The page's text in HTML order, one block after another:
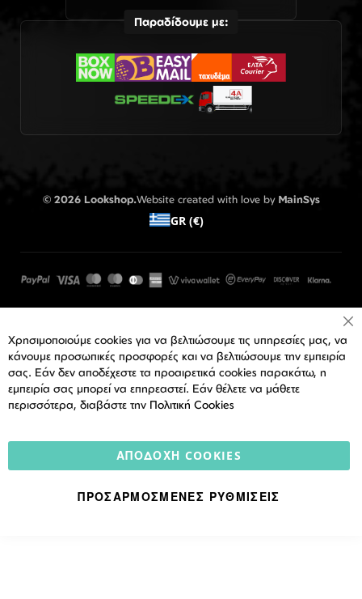
Παραδίδουμε με:
© 2026 Lookshop.Website created with love by MainSys
GR (€)
Χρησιμοποιούμε cookies για να βελτιώσουμε τις υπηρεσίες μας, να
κάνουμε προσωπικές προσφορές και να βελτιώσουμε την εμπειρία
σας. Εάν δεν αποδέχεστε τα προαιρετικά cookies παρακάτω, η
εμπειρία σας μπορεί να επηρεαστεί. Εάν θέλετε να μάθετε
περισσότερα, διαβάστε την Πολιτική Cookies
ΑΠΟΔΟΧΉ COOKIES
ΠΡΟΣΑΡΜΟΣΜΈΝΕΣ ΡΥΘΜΊΣΕΙΣ